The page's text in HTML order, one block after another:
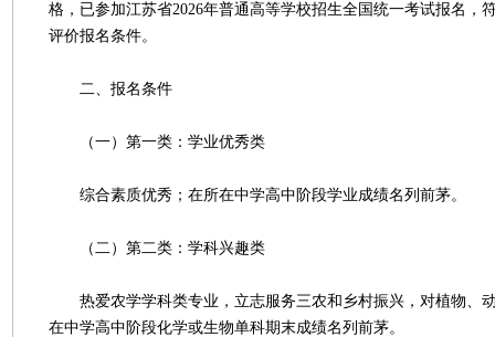
格，已参加江苏省2026年普通高等学校招生全国统一考试报名，
评价报名条件。
二、报名条件
（一）第一类：学业优秀类
综合素质优秀；在所在中学高中阶段学业成绩名列前茅。
（二）第二类：学科兴趣类
热爱农学学科类专业，立志服务三农和乡村振兴，对植物、
在中学高中阶段化学或生物单科期末成绩名列前茅。